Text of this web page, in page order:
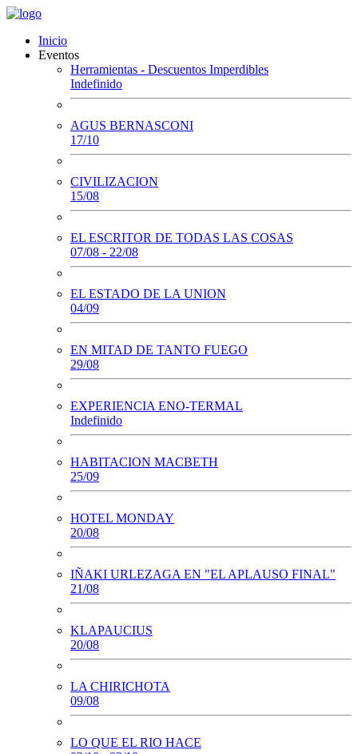
Inicio
Eventos
Herramientas - Descuentos Imperdibles
Indefinido
AGUS BERNASCONI
17/10
CIVILIZACION
15/08
EL ESCRITOR DE TODAS LAS COSAS
07/08 - 22/08
EL ESTADO DE LA UNION
04/09
EN MITAD DE TANTO FUEGO
29/08
EXPERIENCIA ENO-TERMAL
Indefinido
HABITACION MACBETH
25/09
HOTEL MONDAY
20/08
IÑAKI URLEZAGA EN "EL APLAUSO FINAL"
21/08
KLAPAUCIUS
20/08
LA CHIRICHOTA
09/08
LO QUE EL RIO HACE